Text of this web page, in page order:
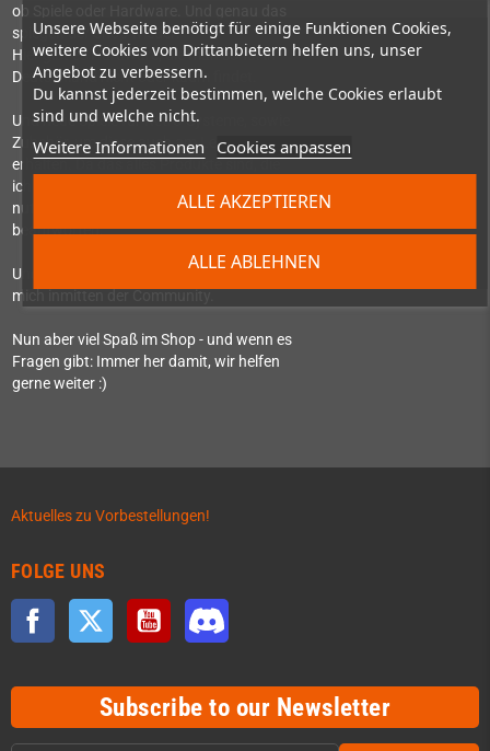
Unsere Webseite benötigt für einige Funktionen Cookies,
weitere Cookies von Drittanbietern helfen uns, unser
Angebot zu verbessern.
Du kannst jederzeit bestimmen, welche Cookies erlaubt
sind und welche nicht.
Weitere Informationen Cookies anpassen
ALLE ABLEHNEN
ALLE AKZEPTIEREN
ob Spiele oder Hardware. Und genau das
spiegelt der Shop wieder:
Hier gibt es Hardware, die man sonst in
Deutschland nicht oder kaum findet.
Und neue Spiele für Retro-Systeme, sowie
Zubehör, um diese auch am Leben zu
erhalten. Da das alles Produkte sind, die
ich selber auch nutzen würde oder auch
nutze, kann ich sogar komplexere Fragen
beantworten.
Und im Pyra-Handheld-Forum findet man
mich inmitten der Community.
Nun aber viel Spaß im Shop - und wenn es
Fragen gibt: Immer her damit, wir helfen
gerne weiter :)
Aktuelles zu Vorbestellungen!
FOLGE UNS
Facebook Twitter YouTube
Subscribe to our Newsletter